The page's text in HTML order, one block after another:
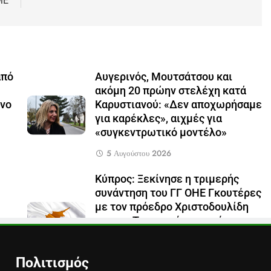
Αυγερινός, Μουτσάτσου και
ακόμη 20 πρώην στελέχη κατά
Καρυστιανού: «Δεν αποχωρήσαμε
για καρέκλες», αιχμές για
«συγκεντρωτικό μοντέλο»
5 Αυγούστου 2026
Κύπρος: Ξεκίνησε η τριμερής
συνάντηση του ΓΓ ΟΗΕ Γκουτέρες
με τον πρόεδρο Χριστοδουλίδη
και τον Τουρκοκύπριο ηγέτη
Πολιτισμός